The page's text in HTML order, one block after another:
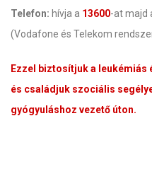
Telefon: hívja a 13600-at majd
(Vodafone és Telekom
Ezzel biztosítjuk a
és családjuk szociális
gyógyuláshoz vezető úton.